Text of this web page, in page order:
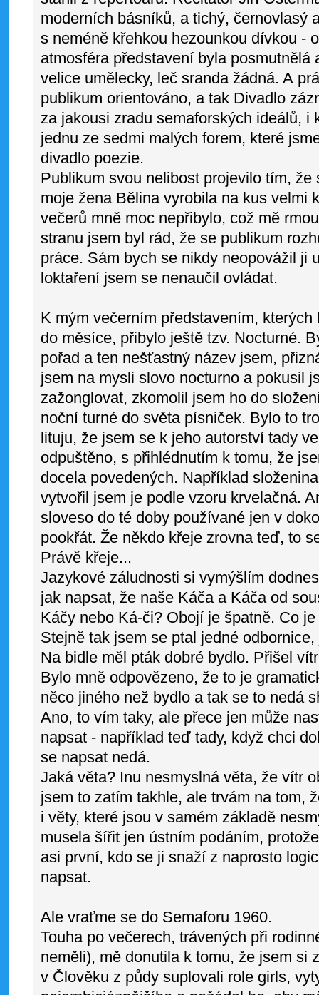
moderních básníků, a tichý, černovlasý
s neméně křehkou hezounkou dívkou -
atmosféra představení byla posmutnělá
velice umělecky, leč sranda žádná. A
publikum orientováno, a tak Divadlo
za jakousi zradu semaforských ideálů, i
jednu ze sedmi malých forem, které
divadlo poezie.
Publikum svou nelibost projevilo tím, že
moje žena Bělina vyrobila na kus velmi
večerů mně moc nepřibylo, což mě
stranu jsem byl rád, že se publikum
práce. Sám bych se nikdy neopovážil ji
loktaření jsem se nenaučil ovládat.
K mým večerním představením, kterých
do měsíce, přibylo ještě tzv. Nocturné.
pořad a ten nešťastný název jsem,
jsem na mysli slovo nocturno a pokusil
zažonglovat, zkomolil jsem ho do
noční turné do světa písniček. Bylo to
lituju, že jsem se k jeho autorství tady
odpuštěno, s přihlédnutím k tomu, že
docela povedených. Například
vytvořil jsem je podle vzoru krvelačná.
sloveso do té doby používané jen v
pookřát. Že někdo křeje zrovna teď, to
Právě křeje...
Jazykové záludnosti si vymýšlím
jak napsat, že naše Káča a Káča od
Káčy nebo Ká-či? Obojí je špatně. Co
Stejně tak jsem se ptal jedné
Na bidle měl pták dobré bydlo. Přišel
Bylo mně odpovězeno, že to je
něco jiného než bydlo a tak se to nedá
Ano, to vím taky, ale přece jen může
napsat - například teď tady, když chci
se napsat nedá.
Jaká věta? Inu nesmyslná věta, že vítr
jsem to zatím takhle, ale trvám na tom,
i věty, které jsou v samém základě
musela šířit jen ústním podáním,
asi první, kdo se ji snaží z naprosto
napsat.
Ale vraťme se do Semaforu 1960.
Touha po večerech, trávených při
neměli), mě donutila k tomu, že jsem si
v Člověku z půdy suplovali role girls,